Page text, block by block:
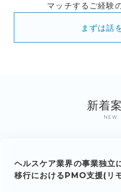
マッチするご経験
まずは話
新着
NEW
ヘルスケア業界の事業独立
移行におけるPMO支援(リ